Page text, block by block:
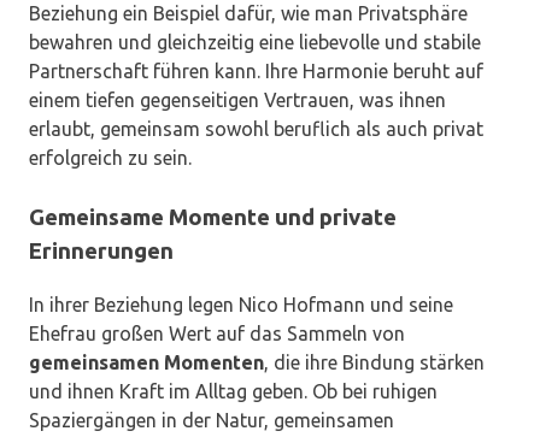
Beziehung ein Beispiel dafür, wie man Privatsphäre
bewahren und gleichzeitig eine liebevolle und stabile
Partnerschaft führen kann. Ihre Harmonie beruht auf
einem tiefen gegenseitigen Vertrauen, was ihnen
erlaubt, gemeinsam sowohl beruflich als auch privat
erfolgreich zu sein.
Gemeinsame Momente und private
Erinnerungen
In ihrer Beziehung legen Nico Hofmann und seine
Ehefrau großen Wert auf das Sammeln von
gemeinsamen Momenten, die ihre Bindung stärken
und ihnen Kraft im Alltag geben. Ob bei ruhigen
Spaziergängen in der Natur, gemeinsamen